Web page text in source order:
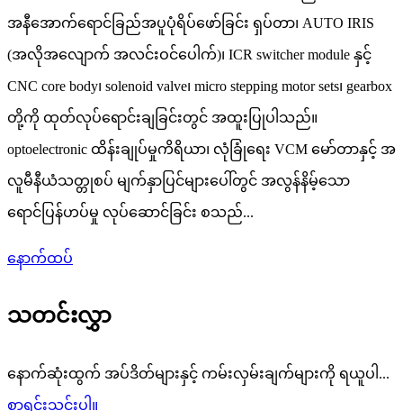
အနီအောက်ရောင်ခြည်အပူပုံရိပ်ဖော်ခြင်း ရှပ်တာ၊ AUTO IRIS
(အလိုအလျောက် အလင်းဝင်ပေါက်)၊ ICR switcher module နှင့်
CNC core body၊ solenoid valve၊ micro stepping motor sets၊ gearbox
တို့ကို ထုတ်လုပ်ရောင်းချခြင်းတွင် အထူးပြုပါသည်။
optoelectronic ထိန်းချုပ်မှုကိရိယာ၊ လုံခြုံရေး VCM မော်တာနှင့် အ
လူမီနီယံသတ္တုစပ် မျက်နှာပြင်များပေါ်တွင် အလွန်နိမ့်သော
ရောင်ပြန်ဟပ်မှု လုပ်ဆောင်ခြင်း စသည်...
နောက်ထပ်
သတင်းလွှာ
နောက်ဆုံးထွက် အပ်ဒိတ်များနှင့် ကမ်းလှမ်းချက်များကို ရယူပါ...
စာရင်းသွင်းပါ။